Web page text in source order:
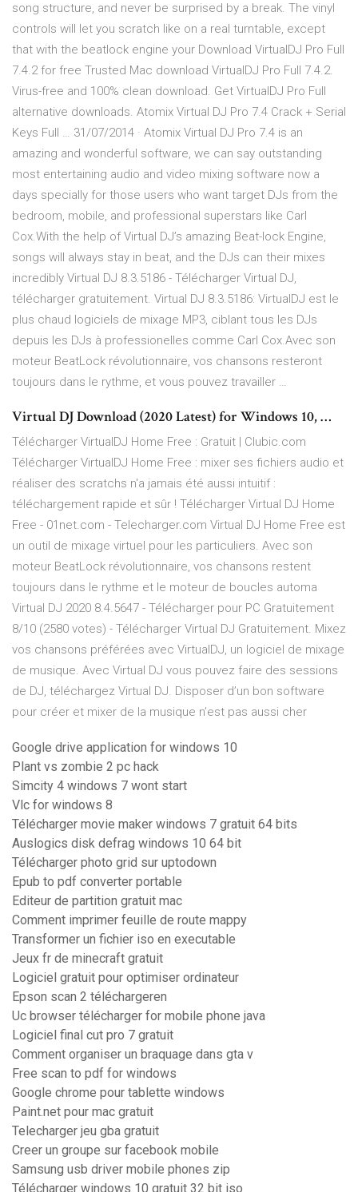
song structure, and never be surprised by a break. The vinyl
controls will let you scratch like on a real turntable, except
that with the beatlock engine your Download VirtualDJ Pro Full
7.4.2 for free Trusted Mac download VirtualDJ Pro Full 7.4.2.
Virus-free and 100% clean download. Get VirtualDJ Pro Full
alternative downloads. Atomix Virtual DJ Pro 7.4 Crack + Serial
Keys Full … 31/07/2014 · Atomix Virtual DJ Pro 7.4 is an
amazing and wonderful software, we can say outstanding
most entertaining audio and video mixing software now a
days specially for those users who want target DJs from the
bedroom, mobile, and professional superstars like Carl
Cox.With the help of Virtual DJ’s amazing Beat-lock Engine,
songs will always stay in beat, and the DJs can their mixes
incredibly Virtual DJ 8.3.5186 - Télécharger Virtual DJ,
télécharger gratuitement. Virtual DJ 8.3.5186: VirtualDJ est le
plus chaud logiciels de mixage MP3, ciblant tous les DJs
depuis les DJs à professionelles comme Carl Cox.Avec son
moteur BeatLock révolutionnaire, vos chansons resteront
toujours dans le rythme, et vous pouvez travailler …
Virtual DJ Download (2020 Latest) for Windows 10, …
Télécharger VirtualDJ Home Free : Gratuit | Clubic.com
Télécharger VirtualDJ Home Free : mixer ses fichiers audio et
réaliser des scratchs n'a jamais été aussi intuitif :
téléchargement rapide et sûr ! Télécharger Virtual DJ Home
Free - 01net.com - Telecharger.com Virtual DJ Home Free est
un outil de mixage virtuel pour les particuliers. Avec son
moteur BeatLock révolutionnaire, vos chansons restent
toujours dans le rythme et le moteur de boucles automa
Virtual DJ 2020 8.4.5647 - Télécharger pour PC Gratuitement
8/10 (2580 votes) - Télécharger Virtual DJ Gratuitement. Mixez
vos chansons préférées avec VirtualDJ, un logiciel de mixage
de musique. Avec Virtual DJ vous pouvez faire des sessions
de DJ, téléchargez Virtual DJ. Disposer d’un bon software
pour créer et mixer de la musique n’est pas aussi cher
Google drive application for windows 10
Plant vs zombie 2 pc hack
Simcity 4 windows 7 wont start
Vlc for windows 8
Télécharger movie maker windows 7 gratuit 64 bits
Auslogics disk defrag windows 10 64 bit
Télécharger photo grid sur uptodown
Epub to pdf converter portable
Editeur de partition gratuit mac
Comment imprimer feuille de route mappy
Transformer un fichier iso en executable
Jeux fr de minecraft gratuit
Logiciel gratuit pour optimiser ordinateur
Epson scan 2 téléchargeren
Uc browser télécharger for mobile phone java
Logiciel final cut pro 7 gratuit
Comment organiser un braquage dans gta v
Free scan to pdf for windows
Google chrome pour tablette windows
Paint.net pour mac gratuit
Telecharger jeu gba gratuit
Creer un groupe sur facebook mobile
Samsung usb driver mobile phones zip
Télécharger windows 10 gratuit 32 bit iso